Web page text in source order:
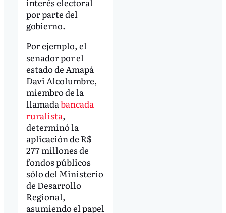
por parte del
gobierno.
Por ejemplo, el
senador por el
estado de Amapá
Davi Alcolumbre,
miembro de la
llamadabancada
ruralista,
determinó la
aplicación de R$
277 millones de
fondos públicos
sólo del Ministerio
de Desarrollo
Regional,
asumiendo el papel